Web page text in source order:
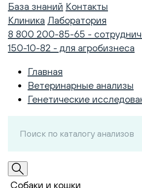
База знаний Контакты
Клиника Лаборатория
8 800 200-85-65 -
150-10-82 - для агробизнеса
Главная
Ветеринарные анализы
Генетические
Собаки и кошки